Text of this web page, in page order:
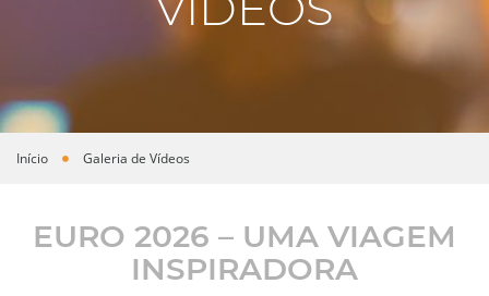
Você está aqui
Início Galeria de Vídeos
EURO 2026 – UMA VIAGEM
INSPIRADORA